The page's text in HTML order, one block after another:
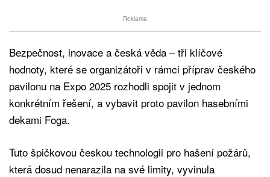
Reklama
Bezpečnost, inovace a česká věda – tři klíčové
hodnoty, které se organizátoři v rámci příprav českého
pavilonu na Expo 2025 rozhodli spojit v jednom
konkrétním řešení, a vybavit proto pavilon hasebními
dekami Foga.
Tuto špičkovou českou technologii pro hašení požárů,
která dosud nenarazila na své limity, vyvinula